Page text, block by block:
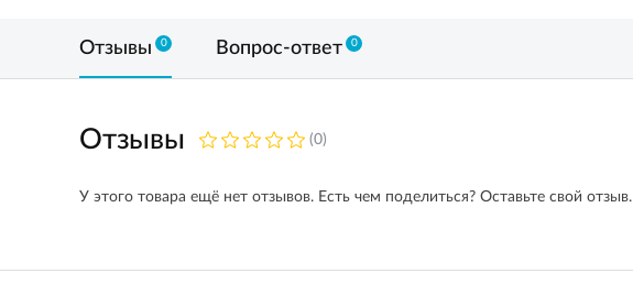
Отзывы 0 Вопрос-ответ 0
Отзывы (0)
У этого товара ещё нет отзывов. Есть чем поделиться? Оставьте свой отзыв.